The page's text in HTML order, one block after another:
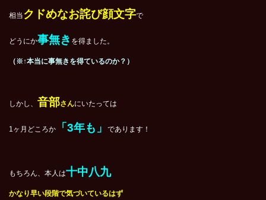
相当クドめなお詫び顔文字で
どうにか事無き を得ました。
（※↑本当に事無きを得ているのか？）
しかし、 音部さんにいたっては
1ヶ月どころか 「3年も」 であります！
もちろん、本人は十中八九
かなり早い段階で気づいているはず